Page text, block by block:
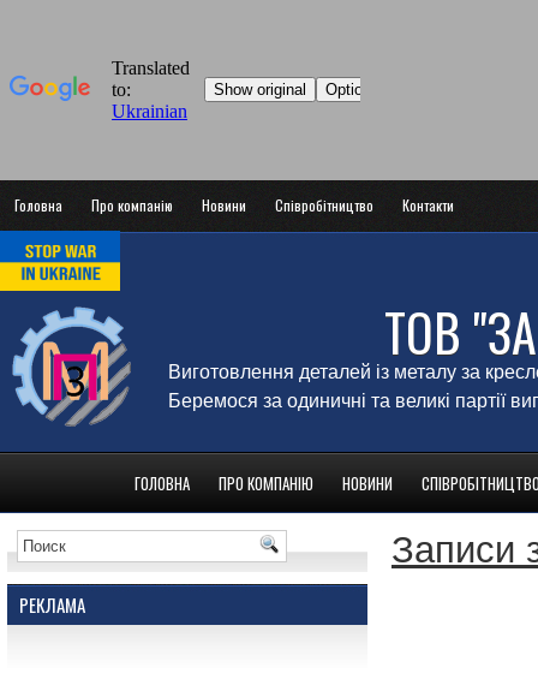
Головна Про компанію Новини Співробітництво Контакти
ТОВ
Виготовлення деталей із металу за
Беремося за одиничні та великі партії
ГОЛОВНА ПРО КОМПАНІЮ НОВИНИ
РЕКЛАМА
Записи